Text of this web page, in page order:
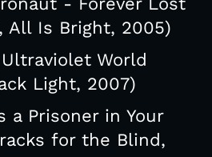
All Is Bright, 2005)
World
Light, 2007)
a Prisoner in Your
for the Blind,